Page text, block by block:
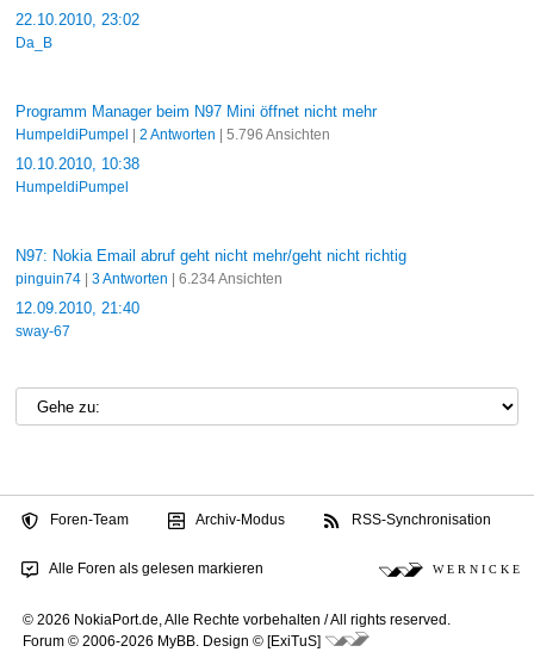
22.10.2010, 23:02
Da_B
Programm Manager beim N97 Mini öffnet nicht mehr
HumpeldiPumpel 2 Antworten | 5.796 Ansichten
10.10.2010, 10:38
HumpeldiPumpel
N97: Nokia Email abruf geht nicht mehr/geht nicht richtig
pinguin74| 3 Antworten | 6.234 Ansichten
12.09.2010, 21:40
sway-67
Foren-Team Archiv-Modus RSS-Synchronisation
Alle Foren als gelesen markieren W E R N I C K E
© 2026 NokiaPort.de, Alle Rechte vorbehalten /All rights reserved.
Forum © 2006-2026 MyBB
Design © [ExiTuS]